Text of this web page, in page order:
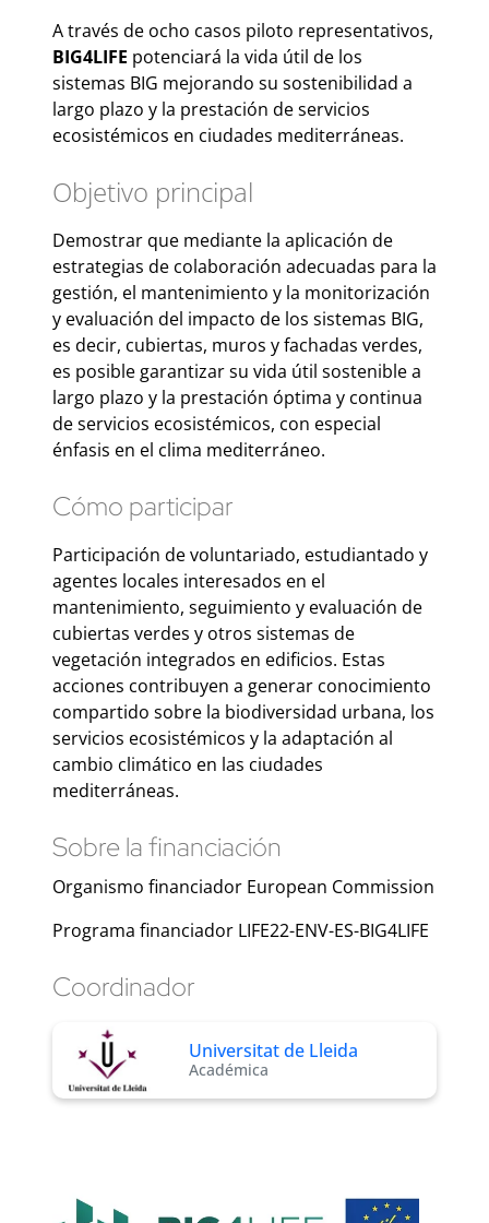
A través de ocho casos piloto representativos,
BIG4LIFE potenciará la vida útil de los
sistemas BIG mejorando su sostenibilidad a
largo plazo y la prestación de servicios
ecosistémicos en ciudades mediterráneas.
Objetivo principal
Demostrar que mediante la aplicación de
estrategias de colaboración adecuadas para la
gestión, el mantenimiento y la monitorización
y evaluación del impacto de los sistemas BIG,
es decir, cubiertas, muros y fachadas verdes,
es posible garantizar su vida útil sostenible a
largo plazo y la prestación óptima y continua
de servicios ecosistémicos, con especial
énfasis en el clima mediterráneo.
Cómo participar
Participación de voluntariado, estudiantado y
agentes locales interesados en el
mantenimiento, seguimiento y evaluación de
cubiertas verdes y otros sistemas de
vegetación integrados en edificios. Estas
acciones contribuyen a generar conocimiento
compartido sobre la biodiversidad urbana, los
servicios ecosistémicos y la adaptación al
cambio climático en las ciudades
mediterráneas.
Sobre la financiación
Organismo financiador European Commission
Programa financiador LIFE22-ENV-ES-BIG4LIFE
Coordinador
Universitat de Lleida
Académica